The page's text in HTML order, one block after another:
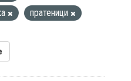
пратеници